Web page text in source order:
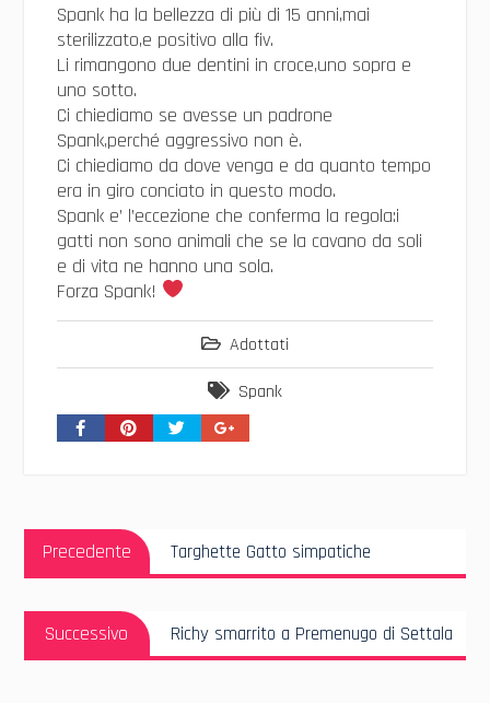
Spank ha la bellezza di più di 15 anni,mai
sterilizzato,e positivo alla fiv.
Li rimangono due dentini in croce,uno sopra e
uno sotto.
Ci chiediamo se avesse un padrone
Spank,perché aggressivo non è.
Ci chiediamo da dove venga e da quanto tempo
era in giro conciato in questo modo.
Spank e’ l’eccezione che conferma la regola:i
gatti non sono animali che se la cavano da soli
e di vita ne hanno una sola.
Forza Spank!
Adottati
Spank
Navigazione
articoli
Precedente
Precedente:
Targhette Gatto simpatiche
Successivo
Successivo:
Richy smarrito a Premenugo di Settala